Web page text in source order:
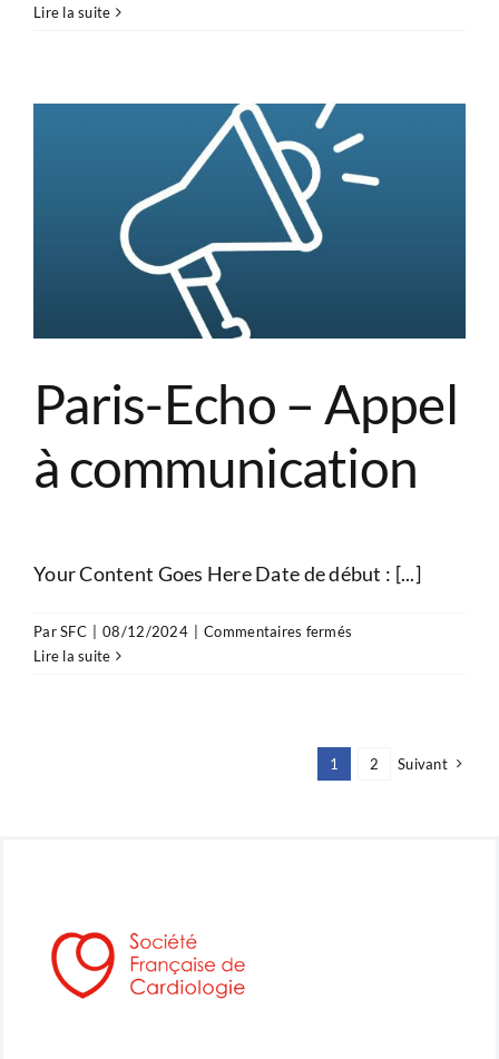
Lire la suite
Paris-Echo – Appel
à communication
Your Content Goes Here Date de début : [...]
ParSFC 08/12/2024 Commentaires fermés
Lire la suite
1 2 Suivant